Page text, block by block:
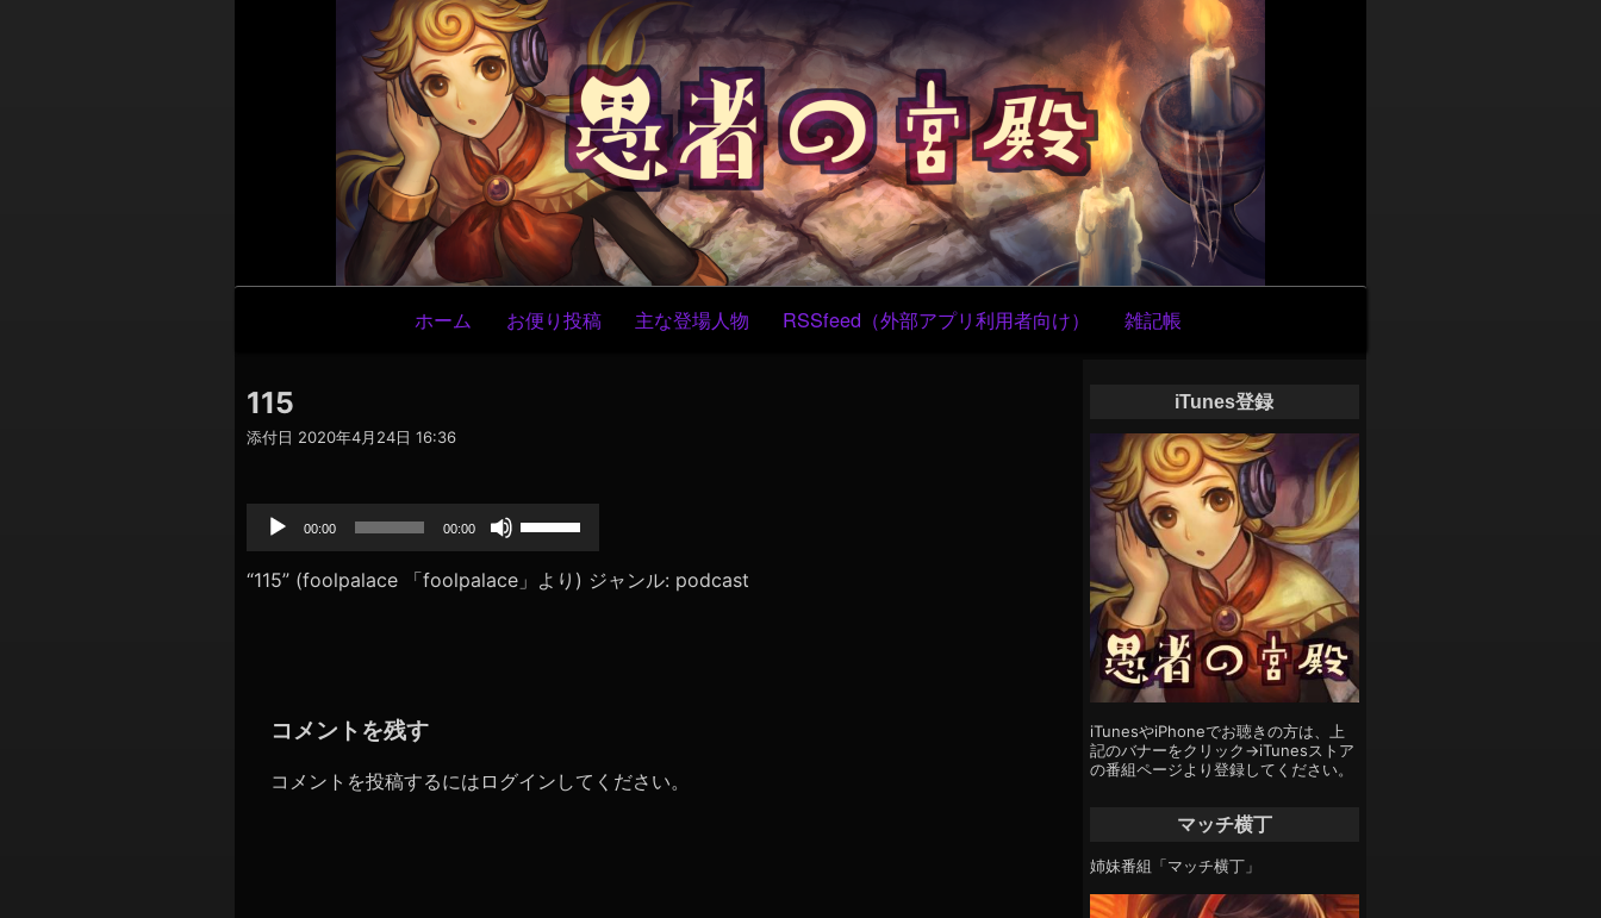
ン
テ
ン
ツ
へ
ス
キ
ッ
プ
ナ
ビ
シ
ョ
ホーム お便り投稿 主な登場人物 RSSfeed（外部アプリ利用者向け） 雑記帳
115
添付日 2020年4月24日 16:36
声
レ
ー
00:00 00:00
リ
ー
印
“115” (foolpalace 「foolpalace」より) ジャンル: podcast
コメントを残す
コメントを投稿するには ログイン してください。
iTunes登録
iTunesやiPhoneでお聴きの方は、上
記のバナーをクリック→iTunesストア
の番組ページより登録してください。
マッチ横丁
姉妹番組「マッチ横丁」